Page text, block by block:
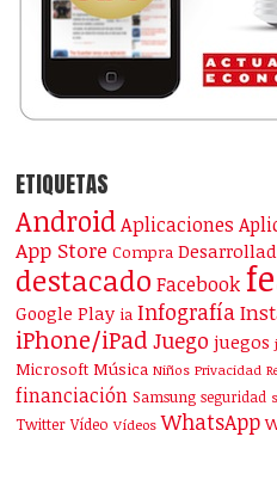
ETIQUETAS
Android Aplicaciones
App Store Compra
destacado Facebook
Google Play ia Infografía
iPhone/iPad Juego juegos
Microsoft Música Niños Privacidad
financiación Samsung seguridad
Twitter Vídeo Vídeos WhatsApp